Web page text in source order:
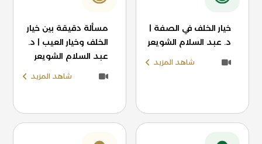
خيار الخلف في الصفة |
د. عبد السلام الشويعر
شاهد المزيد
مسألة دقيقة بين خيار
الخلف وخيار العيب | د.
عبد السلام الشويعر
شاهد المزيد